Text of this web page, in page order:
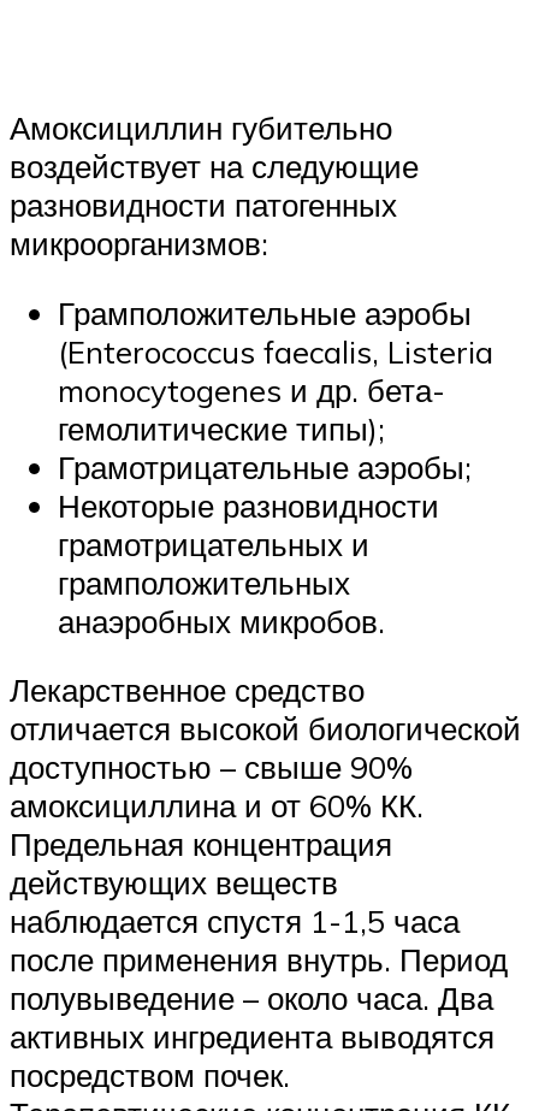
Амоксициллин губительно
воздействует на следующие
разновидности патогенных
микроорганизмов:
Грамположительные аэробы
(Enterococcus faecalis, Listeria
monocytogenes и др. бета-
гемолитические типы);
Грамотрицательные аэробы;
Некоторые разновидности
грамотрицательных и
грамположительных
анаэробных микробов.
Лекарственное средство
отличается высокой биологической
доступностью – свыше 90%
амоксициллина и от 60% КК.
Предельная концентрация
действующих веществ
наблюдается спустя 1-1,5 часа
после применения внутрь. Период
полувыведение – около часа. Два
активных ингредиента выводятся
посредством почек.